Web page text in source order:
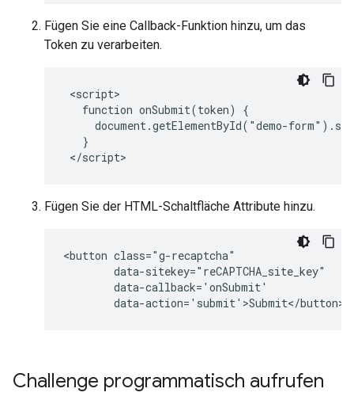
Fügen Sie eine Callback-Funktion hinzu, um das
Token zu verarbeiten.
<script>
   function onSubmit(token) {
document.getElementById("demo-
   }
Fügen Sie der HTML-Schaltfläche Attribute hinzu.
<button class="g-recaptcha"
        data-sitekey="reCAPTCHA_site_key"
        data-callback='onSubmit'
Challenge programmatisch aufrufen